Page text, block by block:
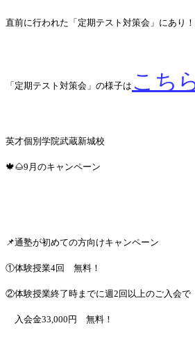
直前に行われた「定期テスト対策会」にあり！
「定期テスト対策会」の様子は こち
英才個別学院武蔵新城校
🍁🌰9月のキャンペーン
📌通塾が初めての方向けキャンペーン
①体験授業4回 無料！
②体験授業終了時までに週2回以上のご入会で
入会金33,000円 無料！